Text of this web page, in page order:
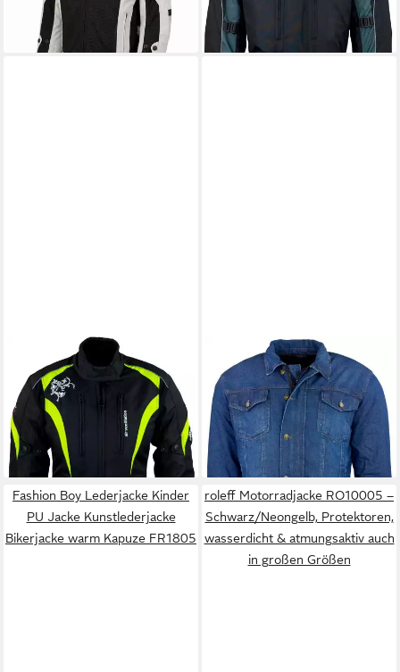
großen Größen, auch in
anderen Farben
ROLEFFMotorradjacke
Latina Lady Mit
Sicherheitsstreifen
ab 99,95 € UVP 174,95 €
-43%
ROLEFFMotorradjacke
Jeans Aramid 6 Taschen
ab 119,95 €
UVP 174,95 €
-31%
Fashion Boy Lederjacke Kinder
PU Jacke Kunstlederjacke
Bikerjacke warm Kapuze FR1805
roleff Motorradjacke RO10005 –
Schwarz/Neongelb, Protektoren,
wasserdicht & atmungsaktiv auch
in großen Größen